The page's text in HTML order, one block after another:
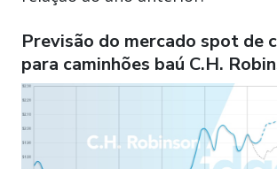
Previsão do mercado spot de
para caminhões baú C.H.